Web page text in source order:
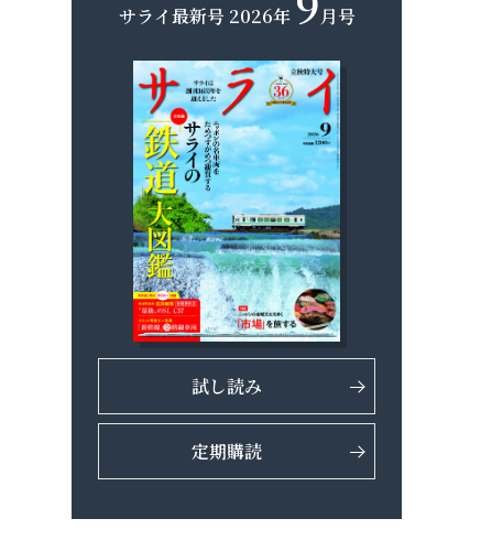
サライ最新号 2026年 月号
試し読み
定期購読